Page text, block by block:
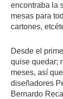
encontraba la
mesas para
cartones,
Desde el
quise quedar;
meses, así
diseñadores
Bernardo